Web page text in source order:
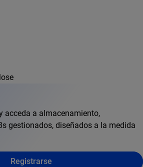
acceda a almacenamiento,
gestionados, diseñados a la medida
Registrarse